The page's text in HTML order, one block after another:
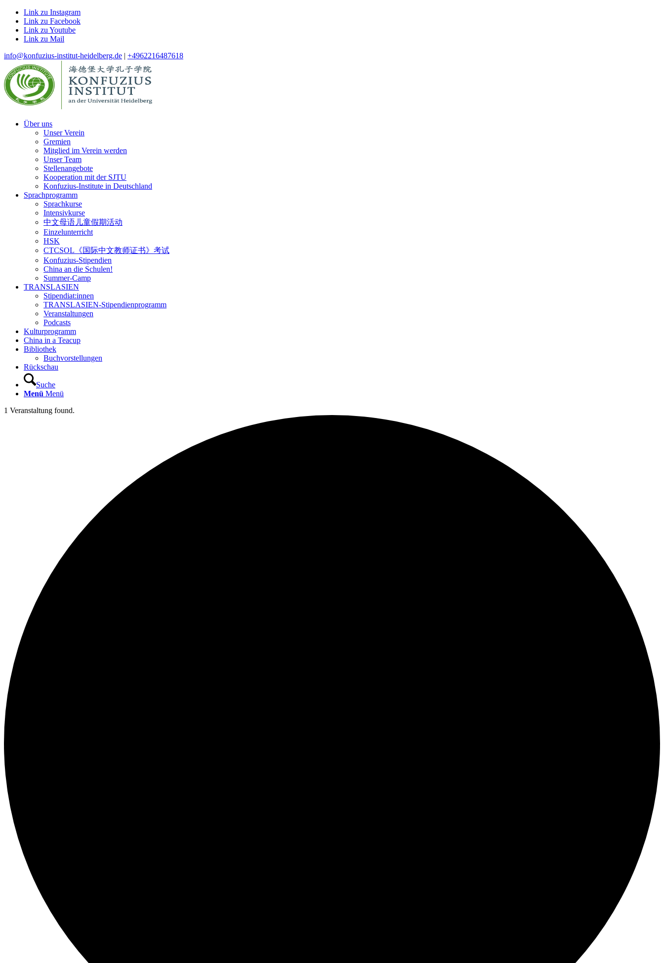
Link zu Instagram
Link zu Facebook
Link zu Youtube
Link zu Mail
info@konfuzius-institut-heidelberg.de | +4962216487618
Über uns
Unser Verein
Gremien
Mitglied im Verein werden
Unser Team
Stellenangebote
Kooperation mit der SJTU
Konfuzius-Institute in Deutschland
Sprachprogramm
Sprachkurse
Intensivkurse
中文母语儿童假期活动
Einzelunterricht
HSK
CTCSOL《国际中文教师证书》考试
Konfuzius-Stipendien
China an die Schulen!
Summer-Camp
TRANSLASIEN
Stipendiat:innen
TRANSLASIEN-Stipendienprogramm
Veranstaltungen
Podcasts
Kulturprogramm
China in a Teacup
Bibliothek
Buchvorstellungen
Rückschau
Suche
Menü Menü
1 Veranstaltung found.